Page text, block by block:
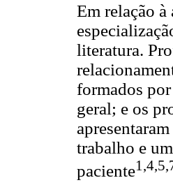
Em relação à
literatura.
formados
geral; e os
trabalho e
paciente